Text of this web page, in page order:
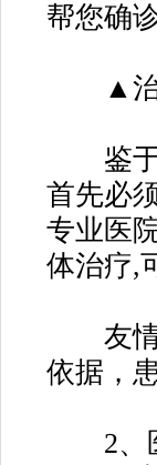
帮您确
▲治疗
鉴于
首先必
专业医
体治疗,
友情
依据，
2、医